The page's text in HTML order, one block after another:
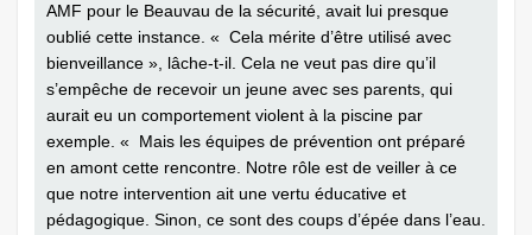
AMF pour le Beauvau de la sécurité, avait lui presque
oublié cette instance. « Cela mérite d’être utilisé avec
bienveillance », lâche-t-il. Cela ne veut pas dire qu’il
s’empêche de recevoir un jeune avec ses parents, qui
aurait eu un comportement violent à la piscine par
exemple. « Mais les équipes de prévention ont préparé
en amont cette rencontre. Notre rôle est de veiller à ce
que notre intervention ait une vertu éducative et
pédagogique. Sinon, ce sont des coups d’épée dans l’eau.